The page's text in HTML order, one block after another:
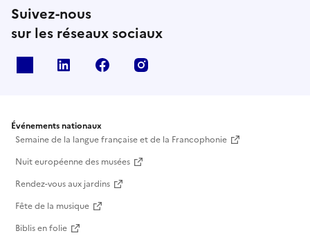
Suivez-nous
sur les réseaux sociaux
Linkedin Facebook
Événements nationaux
Semaine de la langue française et de la Francophonie
Nuit européenne des musées
Rendez-vous aux jardins
Fête de la musique
Biblis en folie